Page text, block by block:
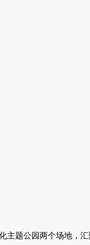
主题公园两个场地，